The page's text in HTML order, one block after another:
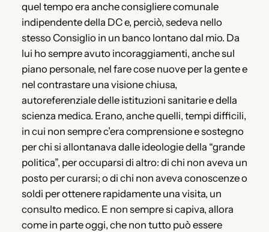
quel tempo era anche consigliere comunale
indipendente della DC e, perciò, sedeva nello
stesso Consiglio in un banco lontano dal mio. Da
lui ho sempre avuto incoraggiamenti, anche sul
piano personale, nel fare cose nuove per la gente e
nel contrastare una visione chiusa,
autoreferenziale delle istituzioni sanitarie e della
scienza medica. Erano, anche quelli, tempi difficili,
in cui non sempre c’era comprensione e sostegno
per chi si allontanava dalle ideologie della “grande
politica”, per occuparsi di altro: di chi non aveva un
posto per curarsi; o di chi non aveva conoscenze o
soldi per ottenere rapidamente una visita, un
consulto medico. E non sempre si capiva, allora
come in parte oggi, che non tutto può essere